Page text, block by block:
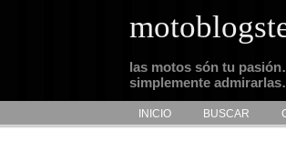
las motos són tu
simplemente
INICIO BUSCAR